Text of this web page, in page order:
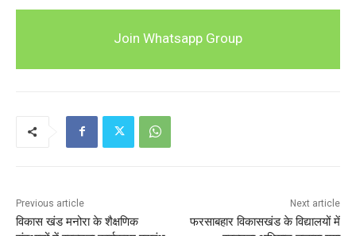
Join Whatsapp Group
Previous article
विकास खंड मनोरा के शैक्षणिक
Next article
फरसाबहार विकासखंड के विद्यालयों में